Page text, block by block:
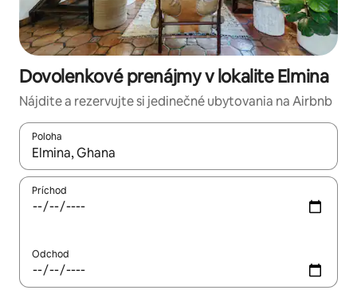
Dovolenkové prenájmy v lokalite Elmina
Nájdite a rezervujte si jedinečné ubytovania na Airbnb
Poloha
Keď budú výsledky k dispozícii, môžete si ich prechádzať
Príchod
Odchod